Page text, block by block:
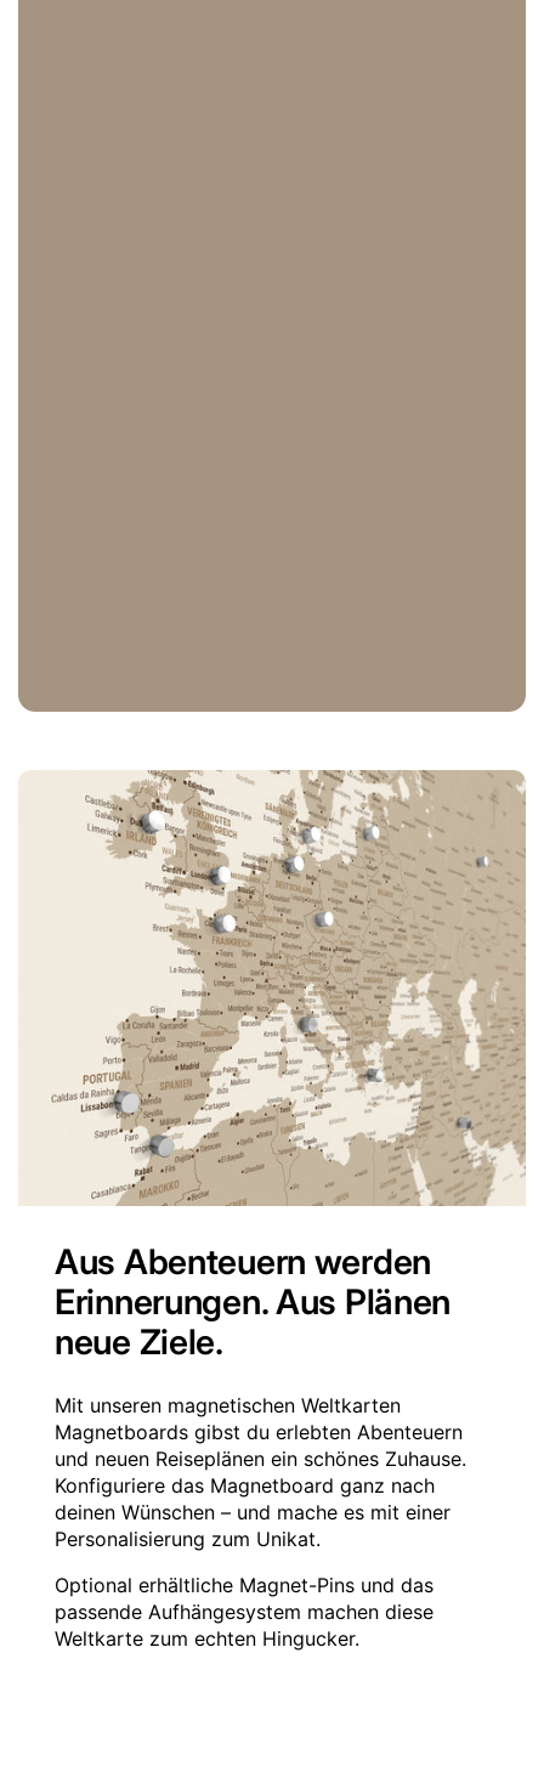
Aus Abenteuern werden
Erinnerungen. Aus Plänen
neue Ziele.
Mit unseren magnetischen Weltkarten
Magnetboards gibst du erlebten Abenteuern
und neuen Reiseplänen ein schönes Zuhause.
Konfiguriere das Magnetboard ganz nach
deinen Wünschen – und mache es mit einer
Personalisierung zum Unikat.
Optional erhältliche Magnet-Pins und das
passende Aufhängesystem machen diese
Weltkarte zum echten Hingucker.